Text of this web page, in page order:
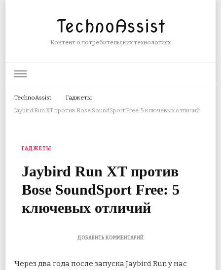
TechnoAssist
Контент о потребительских технологиях
TechnoAssist
Гаджеты
Jaybird Run XT против Bose SoundSport Free: 5 ключевых отличий
ГАДЖЕТЫ
Jaybird Run XT против
Bose SoundSport Free: 5
ключевых отличий
ДОБАВИТЬ КОММЕНТАРИЙК
RUN
Через два года после запуска Jaybird Run у нас